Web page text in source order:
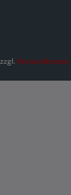
Versandkosten